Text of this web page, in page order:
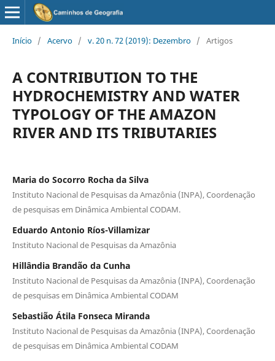
Início / Acervo / v. 20 n. 72 (2019): Dezembro / Artigos
A CONTRIBUTION TO THE
HYDROCHEMISTRY AND WATER
TYPOLOGY OF THE AMAZON
RIVER AND ITS TRIBUTARIES
Maria do Socorro Rocha da Silva
Instituto Nacional de Pesquisas da Amazônia (INPA), Coordenação
de pesquisas em Dinâmica Ambiental CODAM.
Eduardo Antonio Ríos-Villamizar
Instituto Nacional de Pesquisas da Amazônia
Hillândia Brandão da Cunha
Instituto Nacional de Pesquisas da Amazônia (INPA), Coordenação
de pesquisas em Dinâmica Ambiental CODAM
Sebastião Átila Fonseca Miranda
Instituto Nacional de Pesquisas da Amazônia (INPA), Coordenação
de pesquisas em Dinâmica Ambiental CODAM